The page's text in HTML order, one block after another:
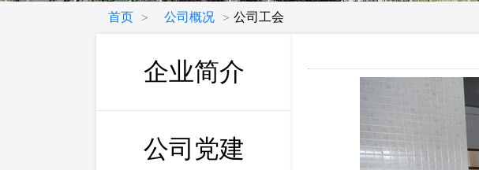
首页 > 公司概况 > 公司工会
企业简介
公司党建